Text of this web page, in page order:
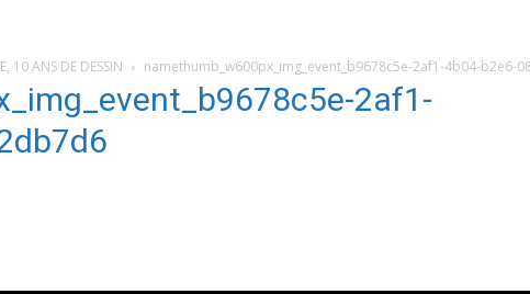
10 ANS DE DESSIN namethumb_w600px_img_event_b9678c5e-2af1-4b04-b2e6-
2af1-